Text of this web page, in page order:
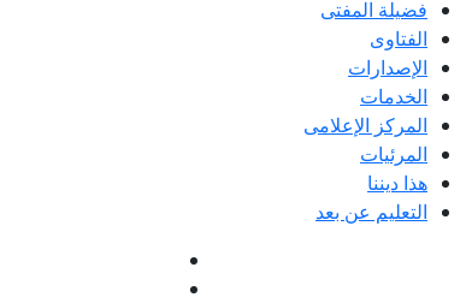
فضيلة المفتى
الفتاوى
الإصدارات
الخدمات
المركز الإعلامى
المرئيات
هذا ديننا
التعليم عن بعد